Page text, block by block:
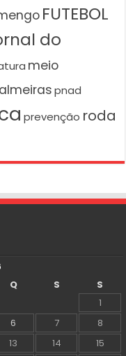
FUTEBOL
do
meio
pnad
prevenção roda
Q S
S
1
6 7
8
13 14
15